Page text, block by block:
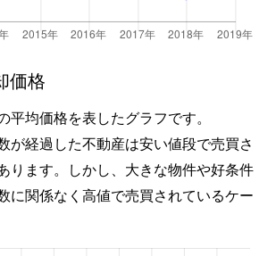
価格
平均価格を表したグラフです。
が経過した不動産は安い値段で売買さ
ります。しかし、大きな物件や好条件
に関係なく高値で売買されているケー